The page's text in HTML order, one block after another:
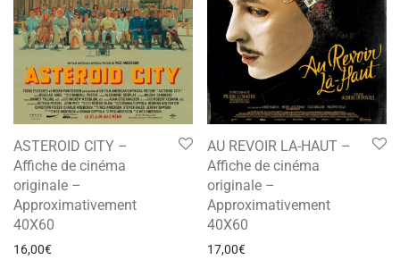
ASTEROID CITY –
Affiche de cinéma
originale –
Approximativement
40X60
16,00€
AU REVOIR LA-HAUT –
Affiche de cinéma
originale –
Approximativement
40X60
17,00€